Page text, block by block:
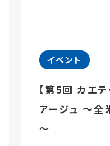
イベント
【第5回 カエテ
アージュ ～全
～